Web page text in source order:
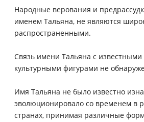
Народные верования и
именем Тальяна, не являются
распространенными.
Связь имени Тальяна с
культурными фигурами не
Имя Тальяна не было известно
эволюционировало со временем в
странах, принимая различные